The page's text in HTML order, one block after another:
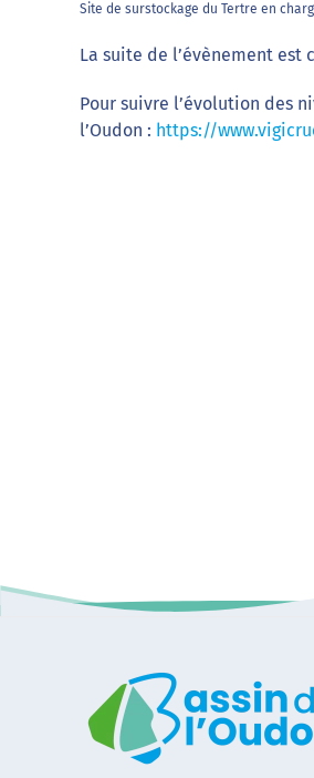
Site de surstockage du Tertre en
La suite de l’évènement
Pour suivre l’évolution des
l’Oudon : https://